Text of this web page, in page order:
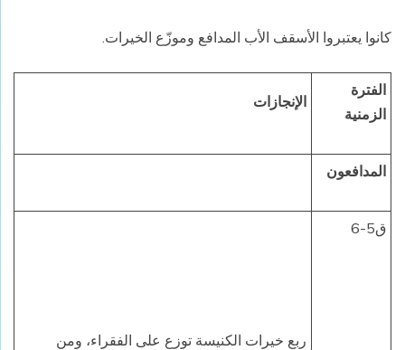
كانوا يعتبروا الأسقف الأب المدافع وموزّع الخيرات.
الفترة
الزمنية
الإنجازات
المدافعون
ق5-6
ربع خيرات الكنيسة توزع على الفقراء، ومن